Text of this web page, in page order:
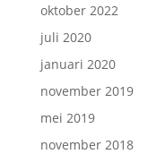
oktober 2022
juli 2020
januari 2020
november 2019
mei 2019
november 2018